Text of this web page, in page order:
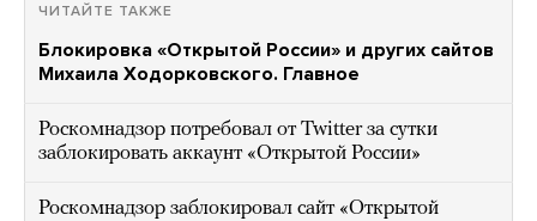
ЧИТАЙТЕ ТАКЖЕ
Блокировка «Открытой России» и других сайтов
Михаила Ходорковского. Главное
Роскомнадзор потребовал от Twitter за сутки
заблокировать аккаунт «Открытой России»
Роскомнадзор заблокировал сайт «Открытой